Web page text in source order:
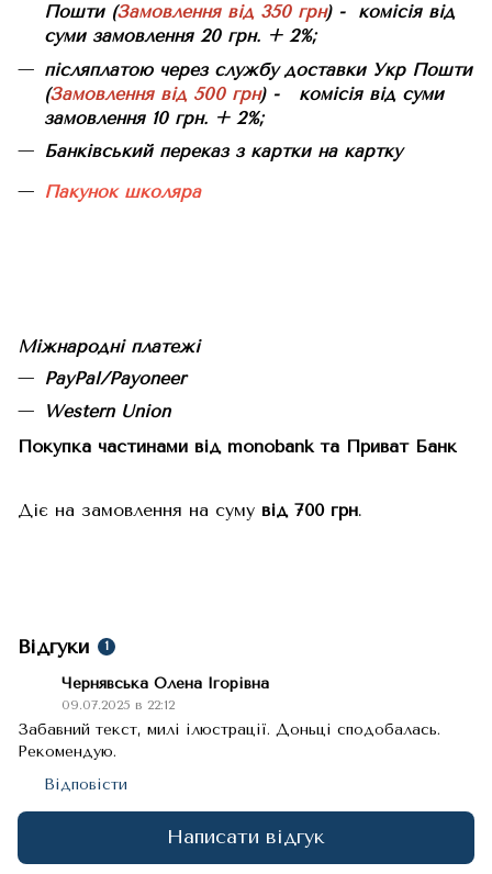
Пошти (Замовлення від 350 грн) - комісія від
суми замовлення 20 грн. + 2%;
післяплатою через службу доставки Укр Пошти
(Замовлення від 500 грн) - комісія від суми
замовлення 10 грн. + 2%;
Банківський переказ з картки на картку
Пакунок школяра
Міжнародні платежі
PayPal/Payoneer
Western Union
Покупка частинами від monobank та Приват Банк
Діє на замовлення на суму від 700 грн.
Відгуки 1
Чернявська Олена Ігорівна
09.07.2025 в 22:12
Забавний текст, милі ілюстрації. Доньці сподобалась.
Рекомендую.
Відповісти
Написати відгук